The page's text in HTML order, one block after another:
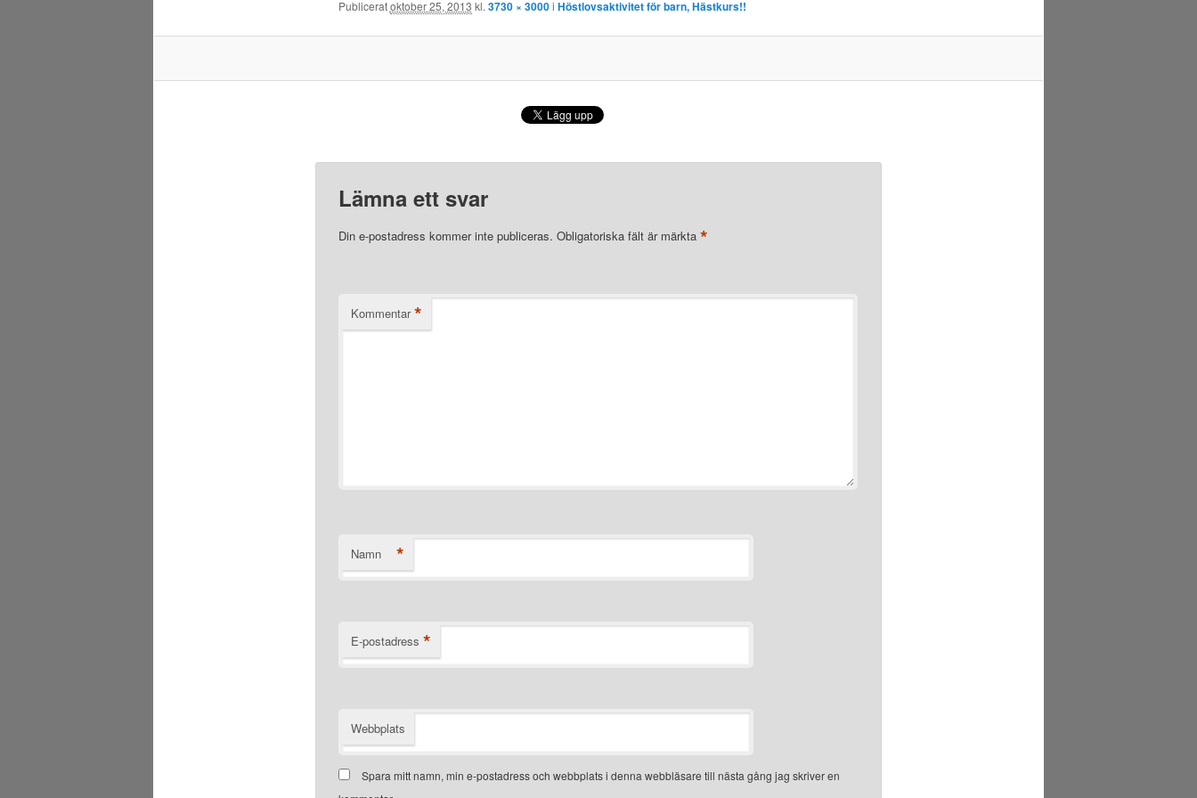
Publiceratoktober 25, 2013 kl. 3730 × 3000i Höstlovsaktivitet för barn, Hästkurs!!
Lämna ett svar
Din e-postadress kommer inte publiceras. Obligatoriska fält är märkta *
Kommentar *
Namn *
E-postadress *
Webbplats
Spara mitt namn, min e-postadress och webbplats i denna webbläsare till nästa gång jag skriver en